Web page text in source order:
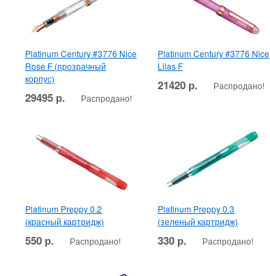
Platinum Century #3776 Nice
Rose F (прозрачный
корпус)
29495 р. Распродано!
Platinum Century #3776 Nice
Lilas F
21420 р. Распродано!
Platinum Preppy 0.2
(красный картридж)
550 р. Распродано!
Platinum Preppy 0.3
(зеленый картридж)
330 р. Распродано!